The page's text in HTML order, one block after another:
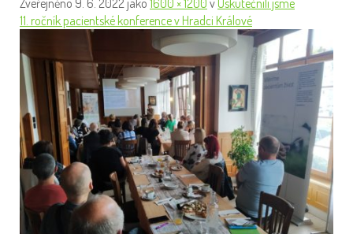
Zveřejněno 9. 6. 2022 jako 1600 × 1200 v Uskutečnili jsme
11. ročník pacientské konference v Hradci Králové